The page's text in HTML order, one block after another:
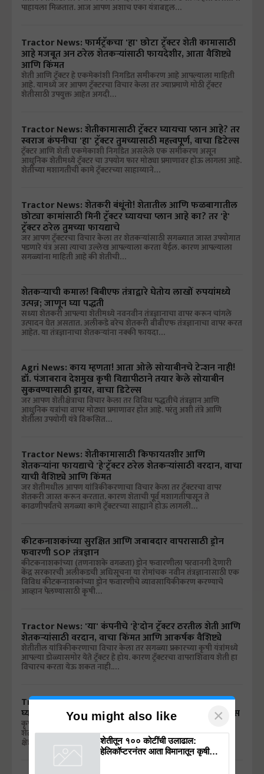
पाहायला मिळतात. आज आपण अशाच एका यंत्राबद्दल…
Tractor News: फार्मट्रॅकचा 'हा' छोटा ट्रॅक्टर शेती कामासाठी
आहे मजबूत अन ठरेल शेतकऱ्यांसाठी फायदेशीर, आता वैशिष्ट्ये
आणि किंमत
शेती आणि ट्रॅक्टर हे एकमेकांशी निगडित समीकरण आहे आपल्याला माहिती
आहे. यामध्ये जर आपण ट्रॅक्टरचा विचार केला तर ज्याप्रमाणे मोठी ट्रॅक्टर
शेतीसाठी उपयुक्त आहेत अगदी…
Tractor News: शेतीकामासाठी ट्रॅक्टर घ्यायचा प्लान आहे? तर
स्वराज कंपनीचा 'हा' ट्रॅक्टर तुमच्यासाठी महत्त्वपूर्ण, वाचा डिटेल्स
ट्रॅक्टर आणि शेती एकमेकाशी निगडित असलेले एक समीकरण असून
आधुनिक शेतीमध्ये ट्रॅक्टर चा उपयोग फार मोठ्या प्रमाणावर होऊ लागला आहे.
शेतीच्या मशागतीची कामे ट्रॅक्टरच्या साहाय्याने…
Tractor News: शेतकरी बंधूंनो! शेतातील आणि फळबागातील
छोट्या कामांसाठी मिनी ट्रॅक्टर घ्यायचा प्लान आहे का? तर 'हे'
ट्रॅक्टर ठरेल तुमच्या फायद्याचे
जर आपण ट्रॅक्टरचा विचार केला तर शेतकऱ्यांसाठी सगळ्यात जास्त उपयोगात
पडणारे यंत्र असा त्याचा उल्लेख आपल्याला करता येईल. कारण आपल्याला
सगळ्यांना माहिती आहे की शेतीची…
शेतकऱ्याची कमाल! बिबीएफ तंत्राद्वारे घेतोय लाखों रुपयांमध्ये
उत्पन्न; जाणून घ्या पद्धती
सध्या शेतकरी आपल्या शेतीमध्ये नवनवीन तंत्रज्ञानाचा वापर करून चांगले
उत्पादन घेत असतात. अलीकडे बरेच शेतकरी बीबीएफ तंत्रज्ञानाचा वापर करत
आहेत. या तंत्रज्ञानाचा शेतकऱ्यांना नक्की फायदा…
Agri News: काय म्हणता! आता ओले सोयाबीनचे टेन्शन नाही!
डॉ. पंजाबराव देशमुख कृषी विद्यापीठाने तयार केले सोयाबीन
सुकवण्यासाठी ड्रायर, वाचा डिटेल्स
जर आपण शेतीक्षेत्राचा विचार केला तर विविध पद्धतीचे तंत्रज्ञान आणि
आधुनिक यत्रांचा वापर मोठ्या प्रमाणावर होत आहे. परंतु अशी तंत्रे आणि
शेतीला उपयोगी यंत्रे विकसित…
Tractor News: शेतीकामासाठी किफायतशीर आणि
शेतकऱ्यांना फायद्याचे 'हे'ट्रॅक्टर ठरेल शेतकऱ्यांसाठी वरदान, वाचा
याची वैशिष्ट्ये आणि किंमत
जर शेतीमधील आपण यांत्रिकीकरणाचा विचार केला तर ट्रॅक्टरचा वापर
शेतकरी जास्त करून करतात. कारण शेताची पूर्व मशागतीपासून ते
काढणीपर्यंतचे सगळ्या कामे ट्रॅक्टरच्या साह्याने होऊ लागली…
कीटकनाशकांच्या सुरक्षित आणि जबाबदार वापरासाठी ड्रोन
फवारणी SOP तंत्रज्ञान
कीटकनाशकांच्या (तणनाशके वगळता) ड्रोन फवारणीला परवानगी देणारी
केंद्र सरकारची अलीकडची अधिसूचना या रोमांचक नवीन तंत्रज्ञानासाठी एक
विविध कीटकनाशकांच्या ड्रोन फवारणीचे व्यावसायिकीकरण करण्याचे
आव्हान पेलण्यासाठी कृषी…
Tractor News: 'या' कंपनीचे 'हे'दोन ट्रॅक्टर ठरतील शेती आणि
शेतकऱ्यांसाठी वरदान, वाचा किंमत आणि आकर्षक वैशिष्ट्ये
शेतीतील यांत्रिकीकरणाचा विचार केला तर सगळ्या प्रकारच्या कृषी यंत्रांमध्ये
आपल्या डोळ्यासमोर येते ट्रॅक्टर हे होय. कारण ट्रॅक्टरचा वापराशिवाय शेती हा
विचारच करता येऊ शकत नाही.…
Tractor News: शेतीसाठी सणासुदीच्या मुहूर्तावर मिनी ट्रॅक्टर
घ्यायचा प्लान असेल तर उत्कृष्ट ठरतील 'हे'2 ट्रॅक्टर, वाचा डिटेल्स
कृषी क्षेत्रामध्ये आता यांत्रिकीकरण खूप मोठ्या प्रमाणावर होऊ लागले असून
शेतीची बरीच कामे आता यंत्रांच्या साह्याने केली जातात. जर आपण कृषी
क्षेत्रामधील यंत्रांचा वापराचा विचार…
You might also like ×
शेतीतून १०० कोटींची उलाढाल:
हेलिकॉप्टरनंतर आता विमानातून कृषी